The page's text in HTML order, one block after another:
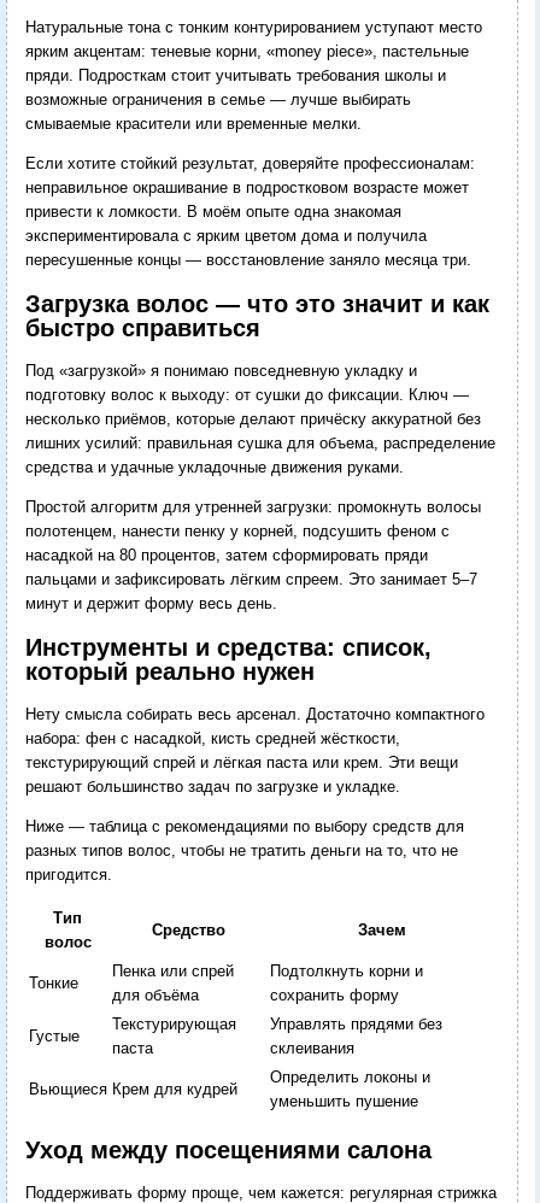
Натуральные тона с тонким контурированием уступают место
ярким акцентам: теневые корни, «money piece», пастельные
пряди. Подросткам стоит учитывать требования школы и
возможные ограничения в семье — лучше выбирать
смываемые красители или временные мелки.
Если хотите стойкий результат, доверяйте профессионалам:
неправильное окрашивание в подростковом возрасте может
привести к ломкости. В моём опыте одна знакомая
экспериментировала с ярким цветом дома и получила
пересушенные концы — восстановление заняло месяца три.
Загрузка волос — что это значит и как
быстро справиться
Под «загрузкой» я понимаю повседневную укладку и
подготовку волос к выходу: от сушки до фиксации. Ключ —
несколько приёмов, которые делают причёску аккуратной без
лишних усилий: правильная сушка для объема, распределение
средства и удачные укладочные движения руками.
Простой алгоритм для утренней загрузки: промокнуть волосы
полотенцем, нанести пенку у корней, подсушить феном с
насадкой на 80 процентов, затем сформировать пряди
пальцами и зафиксировать лёгким спреем. Это занимает 5–7
минут и держит форму весь день.
Инструменты и средства: список,
который реально нужен
Нету смысла собирать весь арсенал. Достаточно компактного
набора: фен с насадкой, кисть средней жёсткости,
текстурирующий спрей и лёгкая паста или крем. Эти вещи
решают большинство задач по загрузке и укладке.
Ниже — таблица с рекомендациями по выбору средств для
разных типов волос, чтобы не тратить деньги на то, что не
пригодится.
Тип
волос
Средство Зачем
Тонкие
Пенка или спрей
для объёма
Подтолкнуть корни и
сохранить форму
Густые
Текстурирующая
паста
Управлять прядями без
склеивания
Вьющиеся Крем для кудрей
Определить локоны и
уменьшить пушение
Уход между посещениями салона
Поддерживать форму проще, чем кажется: регулярная стрижка